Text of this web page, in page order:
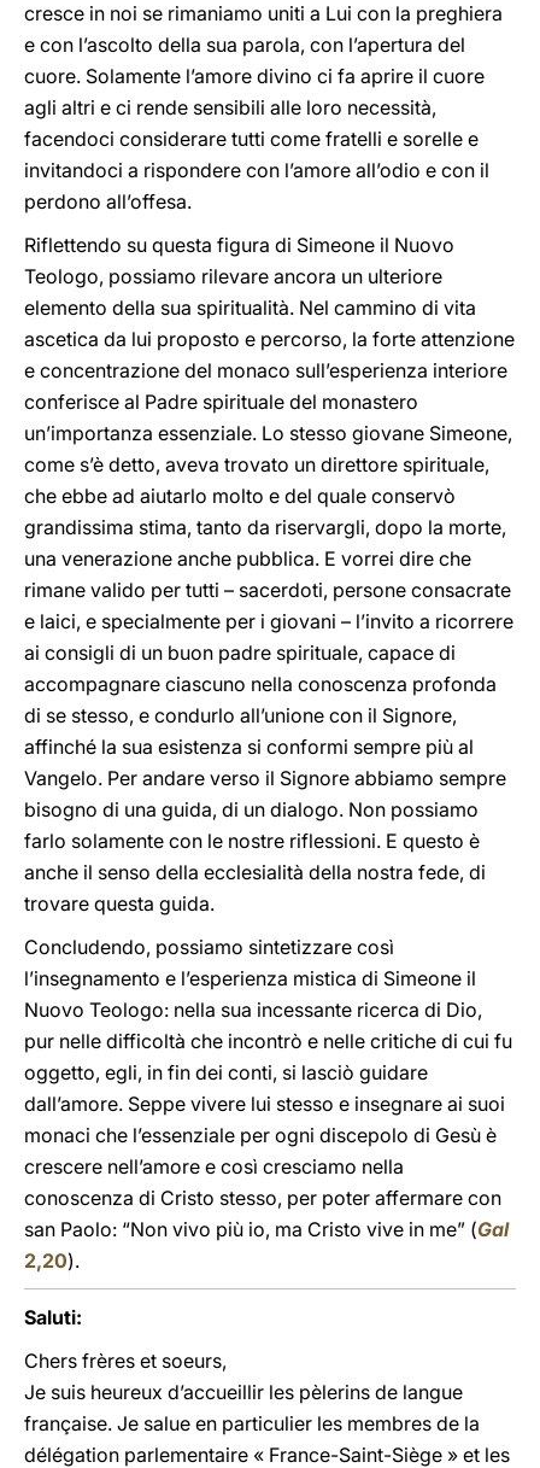
cresce in noi se rimaniamo uniti a Lui con la preghiera
e con l’ascolto della sua parola, con l’apertura del
cuore. Solamente l’amore divino ci fa aprire il cuore
agli altri e ci rende sensibili alle loro necessità,
facendoci considerare tutti come fratelli e sorelle e
invitandoci a rispondere con l’amore all’odio e con il
perdono all’offesa.
Riflettendo su questa figura di Simeone il Nuovo
Teologo, possiamo rilevare ancora un ulteriore
elemento della sua spiritualità. Nel cammino di vita
ascetica da lui proposto e percorso, la forte attenzione
e concentrazione del monaco sull’esperienza interiore
conferisce al Padre spirituale del monastero
un’importanza essenziale. Lo stesso giovane Simeone,
come s’è detto, aveva trovato un direttore spirituale,
che ebbe ad aiutarlo molto e del quale conservò
grandissima stima, tanto da riservargli, dopo la morte,
una venerazione anche pubblica. E vorrei dire che
rimane valido per tutti – sacerdoti, persone consacrate
e laici, e specialmente per i giovani – l’invito a ricorrere
ai consigli di un buon padre spirituale, capace di
accompagnare ciascuno nella conoscenza profonda
di se stesso, e condurlo all’unione con il Signore,
affinché la sua esistenza si conformi sempre più al
Vangelo. Per andare verso il Signore abbiamo sempre
bisogno di una guida, di un dialogo. Non possiamo
farlo solamente con le nostre riflessioni. E questo è
anche il senso della ecclesialità della nostra fede, di
trovare questa guida.
Concludendo, possiamo sintetizzare così
l’insegnamento e l’esperienza mistica di Simeone il
Nuovo Teologo: nella sua incessante ricerca di Dio,
pur nelle difficoltà che incontrò e nelle critiche di cui fu
oggetto, egli, in fin dei conti, si lasciò guidare
dall’amore. Seppe vivere lui stesso e insegnare ai suoi
monaci che l’essenziale per ogni discepolo di Gesù è
crescere nell’amore e così cresciamo nella
conoscenza di Cristo stesso, per poter affermare con
san Paolo: “Non vivo più io, ma Cristo vive in me” (Gal
2,20).
Saluti:
Chers frères et soeurs,
Je suis heureux d’accueillir les pèlerins de langue
française. Je salue en particulier les membres de la
délégation parlementaire « France-Saint-Siège » et les